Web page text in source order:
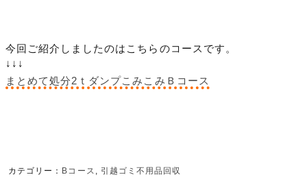
今回ご紹介しましたのはこちらのコースです。
↓↓↓
まとめて処分2ｔダンプこみこみＢコース
カテゴリー： Bコース 引越ゴミ不用品回収